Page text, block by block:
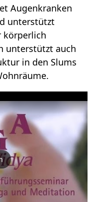
Augenkranken
unterstützt
körperlich
unterstützt auch
in den Slums